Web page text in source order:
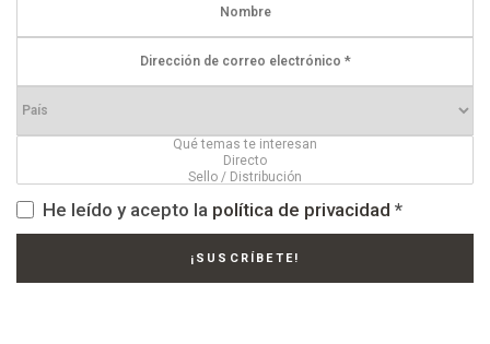
He leído y acepto la política de privacidad *